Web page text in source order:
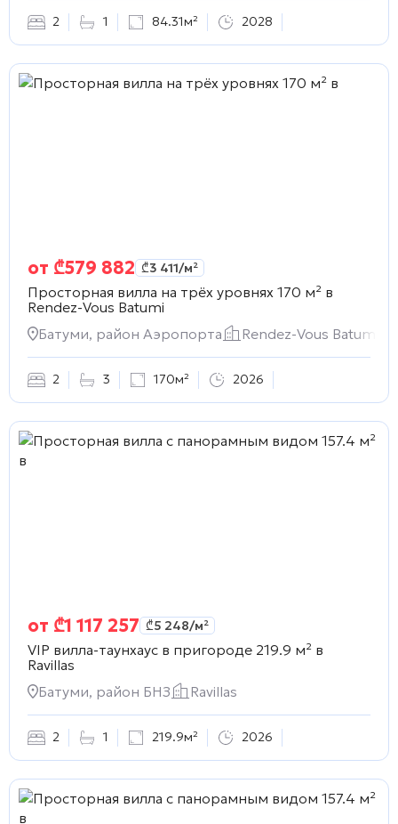
2 1 84.31м² 2028
от ₾579 882 ₾3 411/м²
Просторная вилла на трёх уровнях 170 м² в
Rendez-Vous Batumi
Батуми, район Аэропорта
Rendez-Vous Batumi
2 3 170м² 2026
от ₾1 117 257 ₾5 248/м²
VIP вилла-таунхаус в пригороде 219.9 м² в
Ravillas
Батуми, район БНЗ
Ravillas
2 1 219.9м² 2026